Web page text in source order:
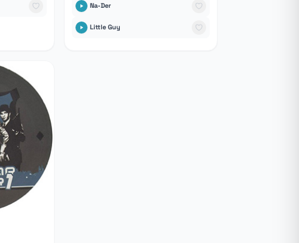
Na-Der
Little Guy